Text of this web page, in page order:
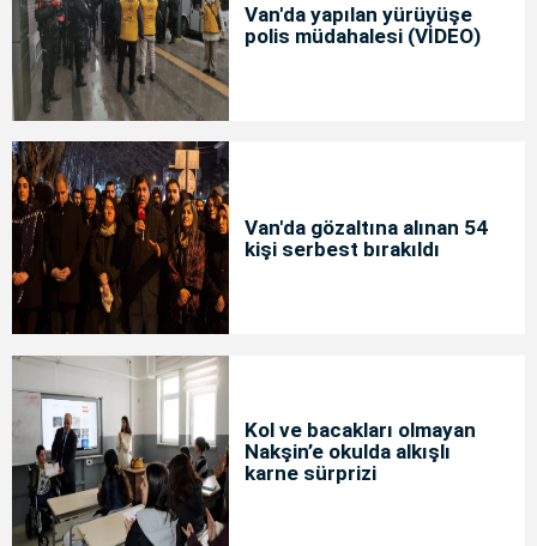
Van'da yapılan yürüyüşe
polis müdahalesi (VİDEO)
Van'da gözaltına alınan 54
kişi serbest bırakıldı
Kol ve bacakları olmayan
Nakşin’e okulda alkışlı
karne sürprizi